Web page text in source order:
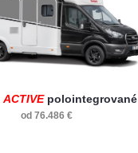
ACTIVEpolointegrované
od 76.486 €